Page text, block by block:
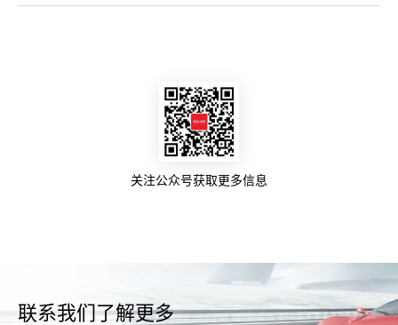
关注公众号获取更多信息
联系我们了解更多